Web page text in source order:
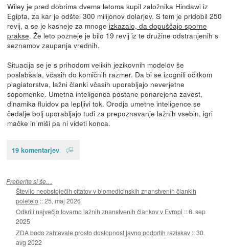
Wiley je pred dobrima dvema letoma kupil založnika Hindawi iz
Egipta, za kar je odštel 300 milijonov dolarjev. S tem je pridobil 250
revij, a se je kasneje za mnoge izkazalo, da dopuščajo sporne
prakse. Že leto pozneje je bilo 19 revij iz te družine odstranjenih s
seznamov zaupanja vrednih.
Situacija se je s prihodom velikih jezikovnih modelov še
poslabšala, včasih do komičnih razmer. Da bi se izognili očitkom
plagiatorstva, lažni članki včasih uporabljajo neverjetne
sopomenke. Umetna inteligenca postane ponarejena zavest,
dinamika fluidov pa lepljivi tok. Orodja umetne inteligence se
čedalje bolj uporabljajo tudi za prepoznavanje lažnih vsebin, igri
mačke in miši pa ni videti konca.
19 komentarjev
Preberite si še…
Število neobstoječih citatov v biomedicinskih znanstvenih člankih
poletelo ::25. maj 2026
Odkrili največjo tovarno lažnih znanstvenih člankov v Evropi ::6. sep
2025
ZDA bodo zahtevale prosto dostopnost javno podprtih raziskav ::30.
avg 2022